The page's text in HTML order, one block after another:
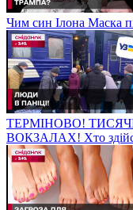
Чим син Ілона Маска
ТЕРМІНОВО!
ВОКЗАЛАХ! Хто